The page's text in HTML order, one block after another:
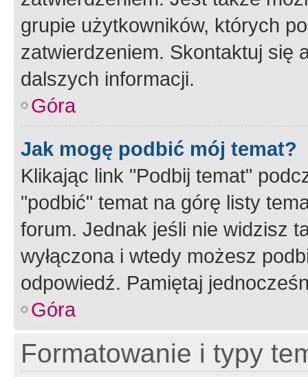
grupie użytkowników, których
zatwierdzeniem. Skontaktuj się
dalszych informacji.
Góra
Jak mogę podbić mój temat?
Klikając link "Podbij temat"
"podbić" temat na górę listy
forum. Jednak jeśli nie widzisz
wyłączona i wtedy możesz
odpowiedź. Pamiętaj
Góra
Formatowanie i typy